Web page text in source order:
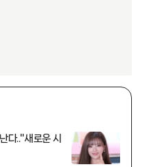
다.."새로운 시